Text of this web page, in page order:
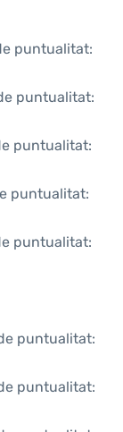
puntualitat:
puntualitat:
puntualitat:
puntualitat:
puntualitat:
puntualitat:
puntualitat: